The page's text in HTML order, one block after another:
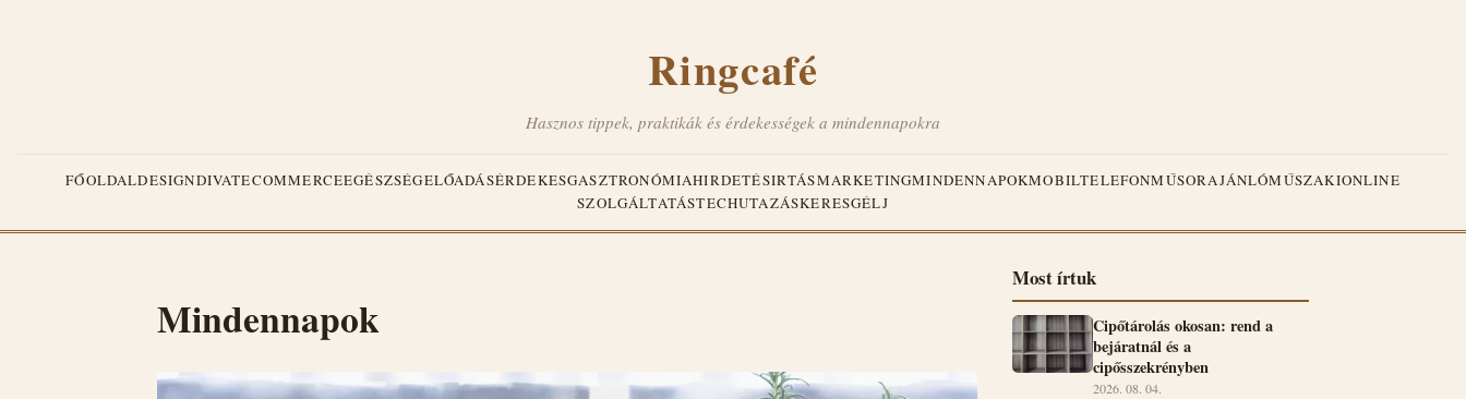
Ringcafé
Hasznos tippek, praktikák és érdekességek a mindennapokra
FŐOLDALDESIGNDIVATECOMMERCEEGÉSZSÉGELŐADÁSÉRDEKESGASZTRONÓMIAHIRDETÉSIRTÁSMARKETINGMINDENNAPOKMOBILTELEFONMŰSORAJÁNLÓMŰSZAKIONLINE
SZOLGÁLTATÁSTECHUTAZÁSKERESGÉLJ
Mindennapok
Most írtuk
Cipőtárolás okosan: rend a
bejáratnál és a
cipősszekrényben
2026. 08. 04.